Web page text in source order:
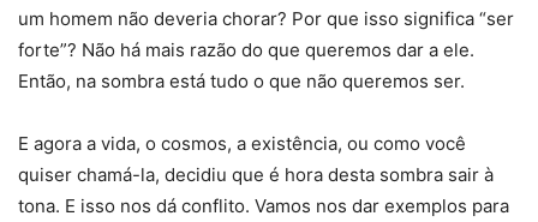
um homem não deveria chorar? Por que isso significa “ser
forte”? Não há mais razão do que queremos dar a ele.
Então, na sombra está tudo o que não queremos ser.
E agora a vida, o cosmos, a existência, ou como você
quiser chamá-la, decidiu que é hora desta sombra sair à
tona. E isso nos dá conflito. Vamos nos dar exemplos para